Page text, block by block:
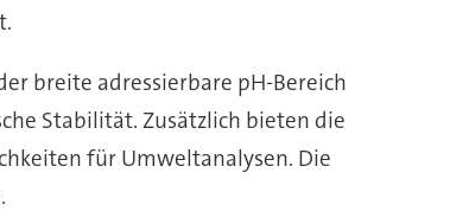
breite adressierbare pH-Bereich
Stabilität. Zusätzlich bieten die
für Umweltanalysen. Die